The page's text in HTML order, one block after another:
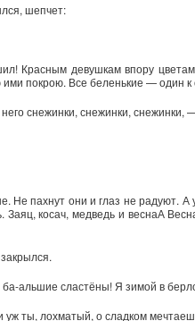
шепчет:
Красным девушкам впору
покрою. Все беленькие — один к
снежинки, снежинки,
Не пахнут они и глаз не радуют.
косач, медведь и веснаА
сластёны! Я зимой в
ты, лохматый, о сладком